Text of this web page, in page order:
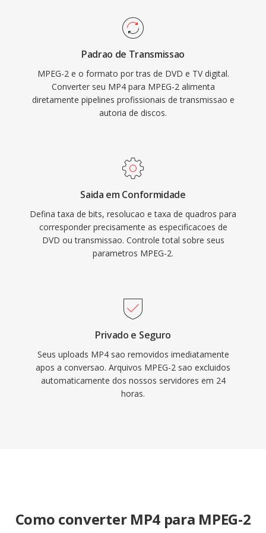
armazenamento limitado.
recursos de resiliencia a erros essenciais para
entrega por transmissão em canais ruidosos,
enquanto a variante de program stream
atende aplicações orientadas a
armazenamento como DVDs. O MPEG-2
suporta resoluções de até 1920x1152 no Main
profissionais. Embora codecs mais novos
como H.264 e HEVC oferecam eficiência de
compressão substancialmente melhor, o
MPEG-2 permanece enraizado na
infraestrutura de transmissão, sistemas de TV
a cabo é satélite é bilhoes de discos DVD em
circulacao em todo o mundo.
Padrao de Transmissao
MPEG-2 e o formato por tras de DVD e TV digital.
Converter seu MP4 para MPEG-2 alimenta
diretamente pipelines profissionais de transmissao e
autoria de discos.
Saida em Conformidade
Defina taxa de bits, resolucao e taxa de quadros para
corresponder precisamente as especificacoes de
DVD ou transmissao. Controle total sobre seus
parametros MPEG-2.
Privado e Seguro
Seus uploads MP4 sao removidos imediatamente
apos a conversao. Arquivos MPEG-2 sao excluidos
automaticamente dos nossos servidores em 24
horas.
Como converter MP4 para MPEG-2